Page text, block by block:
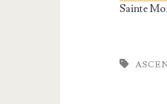
Sainte